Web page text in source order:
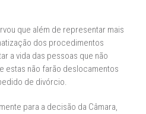
que além de representar mais
dos procedimentos
a vida das pessoas que não
estas não farão deslocamentos
de divórcio.
para a decisão da Câmara,